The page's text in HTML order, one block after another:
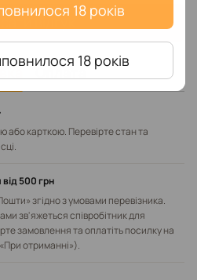
18 років
18 років
відгук
Оплата
або карткою. Перевірте стан та
500 грн
згідно з умовами перевізника.
зв'яжеться співробітник для
замовлення та оплатіть посилку на
отриманні»).